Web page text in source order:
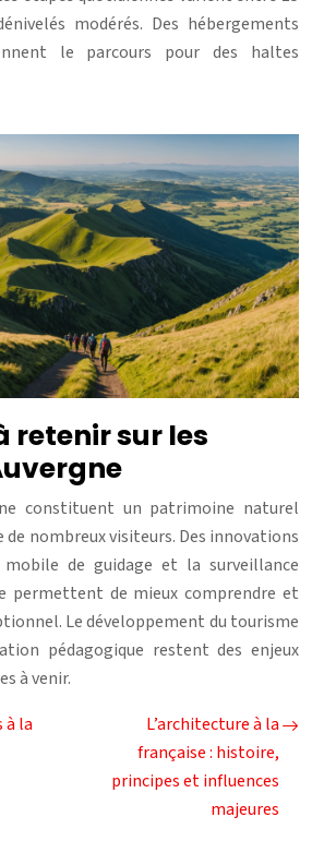
modérés. Des hébergements
le parcours pour des haltes
retenir sur les
constituent un patrimoine naturel
nombreux visiteurs. Des innovations
de guidage et la surveillance
permettent de mieux comprendre et
Le développement du tourisme
pédagogique restent des enjeux
à venir.
à la
L’architecture à la
française : histoire,
principes et influences
majeures